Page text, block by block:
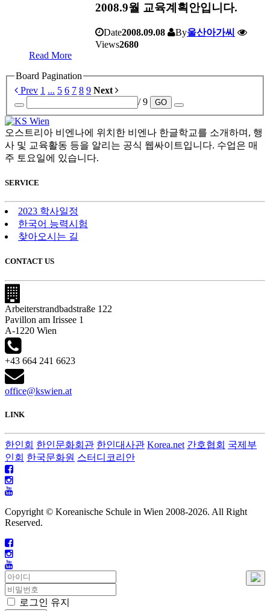
2008.9월 교육계획안입니다.
Date2008.09.08 By울산아가씨
Views2680
Read More
Board Pagination
Prev 1 ... 5 6 7 8 9 Next
/ 9
GO
오스트리아 비엔나에 위치한 비엔나 한글학교를 소개하며, 행
사 및 교육활동 등을 알리는 공식 웹싸이트입니다. 수업은 매
주 토요일에 있습니다.
SERVICE
2023 학사일정
한국어 능력시험
찾아오시는 길
CONTACT US
Arbeiterstrandbadstraße 122
Pavillon am Irissee 1
A-1220 Wien
+43 664 241 6623
office@kswien.at
LINK
한인회 한인문화회관 한인대사관 Korea.net 간호협회 국제부
인회 한국문화원 스터디코리안
Copyright © Koreanische Schule in Wien 2008-2026. All Right
Reserved.
로그인 유지